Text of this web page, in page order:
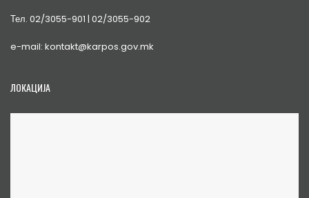
Тел. 02/3055-901 | 02/3055-902
e-mail: kontakt@karpos.gov.mk
ЛОКАЦИЈА